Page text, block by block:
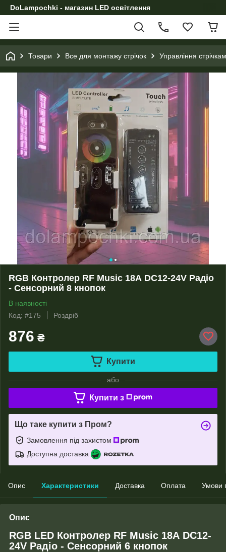
DoLampochki - магазин LED освітлення
Товари Все для монтажу стрічок Управління
RGB Контролер RF Music 18А DC12-24V Радіо
- Сенсорний 8 кнопок
В наявності
Код: #175
Роздріб
876 ₴
Купити
або
Купити з
Що таке купити з Пром?
Замовлення під захистом
Доступна доставка
Опис Характеристики Доставка Оплата Умови
Опис
RGB LED Контролер RF Music 18А DC12-
24V Радіо - Сенсорний 6 кнопок